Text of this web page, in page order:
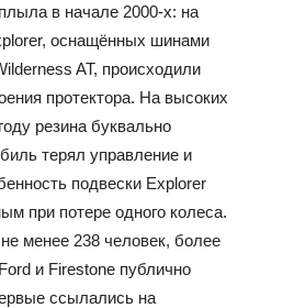
в начале 2000-х: на
оснащённых шинами
AT, происходили
протектора. На высоких
резина буквально
терял управление и
подвески Explorer
при потере одного колеса.
менее 238 человек, более
и Firestone публично
ссылались на